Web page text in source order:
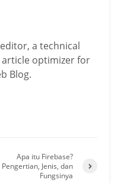
a technical
optimizer for
Blog.
Apa itu Firebase?
Pengertian, Jenis, dan
Fungsinya